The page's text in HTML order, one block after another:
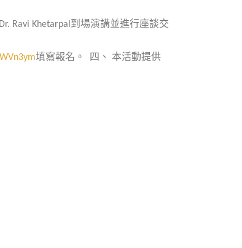
Dr. Ravi Khetarpal 到場演講並進行座談交
填寫報名。 四、 本活動提供